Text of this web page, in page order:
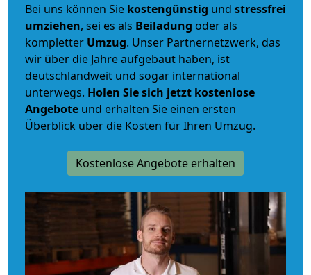
Bei uns können Sie kostengünstig und stressfrei
umziehen, sei es als Beiladung oder als
kompletter Umzug. Unser Partnernetzwerk, das
wir über die Jahre aufgebaut haben, ist
deutschlandweit und sogar international
unterwegs. Holen Sie sich jetzt kostenlose
Angebote und erhalten Sie einen ersten
Überblick über die Kosten für Ihren Umzug.
Kostenlose Angebote erhalten